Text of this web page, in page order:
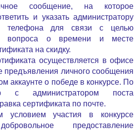
сообщение, на которое
и указать администратору
телефона для связи с целью
вопроса о времени и месте
на скидку.
осуществляется в офисе
предъявления личного сообщения
аккаунте о победе в конкурсе. По
с администратором поста
сертификата по почте.
условием участия в конкурсе
предоставление